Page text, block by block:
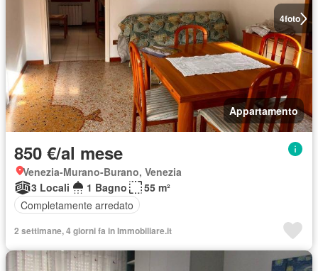
4foto
Appartamento
850 €/al mese
Venezia-Murano-Burano, Venezia
3 Locali
1 Bagno
55 m²
Completamente arredato
2 settimane, 4 giorni fa in Immobiliare.it